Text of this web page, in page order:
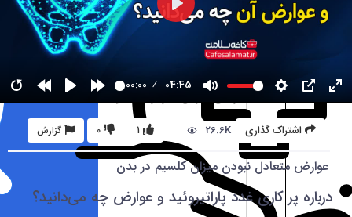
00:00 04:45
اشتراک گذاری 26.6K گزارش 0 1
عوارض متعادل نبودن میزان کلسیم در بدن
درباره پر کاری غدد پاراتیروئید و عوارض چه می‌دانید؟